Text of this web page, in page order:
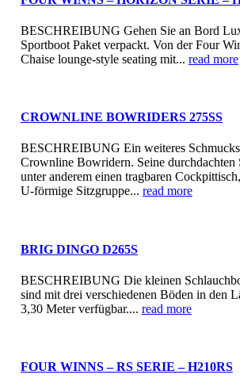
BESCHREIBUNG Gehen Sie an Bord
Sportboot Paket verpackt. Von der Four
Chaise lounge-style seating mit... read more
CROWNLINE BOWRIDERS 275SS
BESCHREIBUNG Ein weiteres
Crownline Bowridern. Seine durchdachten
unter anderem einen tragbaren
U-förmige Sitzgruppe... read more
BRIG DINGO D265S
BESCHREIBUNG Die kleinen
sind mit drei verschiedenen Böden in den
3,30 Meter verfügbar.... read more
FOUR WINNS – RS SERIE – H210RS